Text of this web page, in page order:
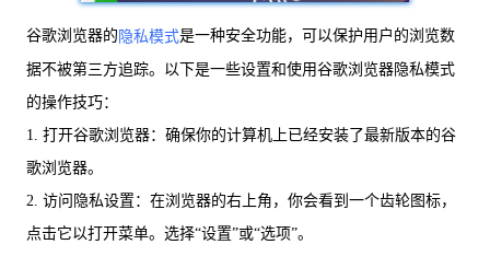
谷歌浏览器的 隐私模式是一种安全功能，可以保护用户的浏览数
据不被第三方追踪。以下是一些设置和使用谷歌浏览器隐私模式
的操作技巧：
1. 打开谷歌浏览器：确保你的计算机上已经安装了最新版本的谷
歌浏览器。
2. 访问隐私设置：在浏览器的右上角，你会看到一个齿轮图标，
点击它以打开菜单。选择“设置”或“选项”。